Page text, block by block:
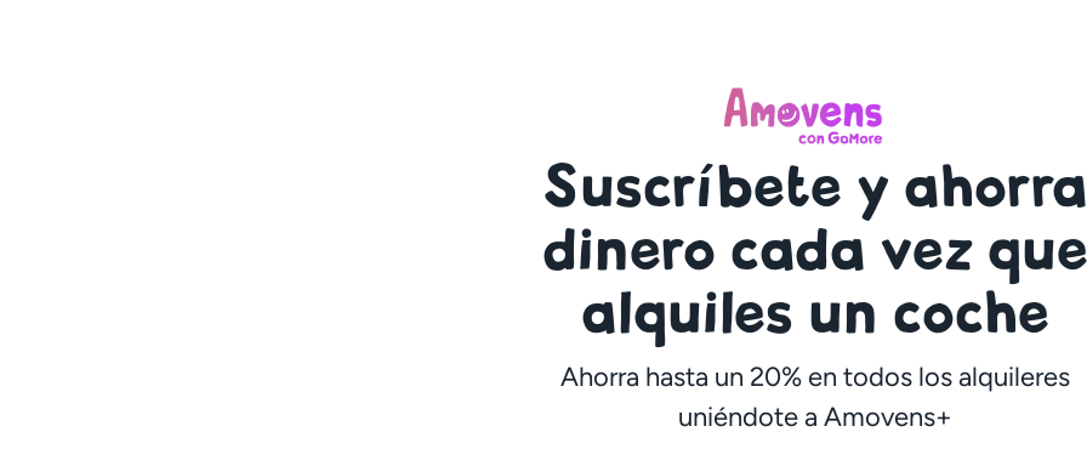
Suscríbete y ahorra
dinero cada vez que
alquiles un coche
Ahorra hasta un 20% en todos los alquileres
uniéndote a Amovens+